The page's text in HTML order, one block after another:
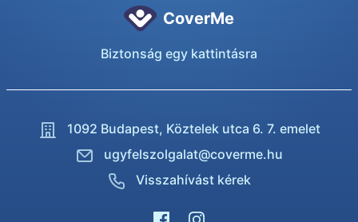
CoverMe
Biztonság egy kattintásra
1092 Budapest, Köztelek utca 6. 7. emelet
ugyfelszolgalat@coverme.hu
Visszahívást kérek